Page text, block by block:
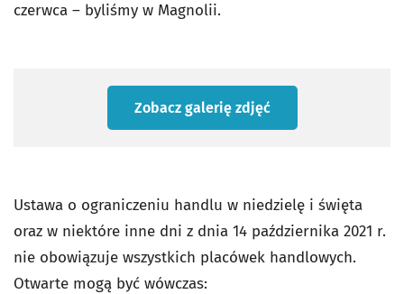
czerwca – byliśmy w Magnolii.
Zobacz galerię zdjęć
Ustawa o ograniczeniu handlu w niedzielę i święta
oraz w niektóre inne dni z dnia 14 października 2021 r.
nie obowiązuje wszystkich placówek handlowych.
Otwarte mogą być wówczas: